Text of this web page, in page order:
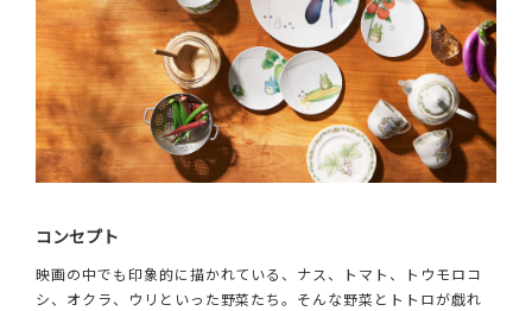
コンセプト
映画の中でも印象的に描かれている、ナス、トマト、トウモロコ
シ、オクラ、ウリといった野菜たち。そんな野菜とトトロが戯れ